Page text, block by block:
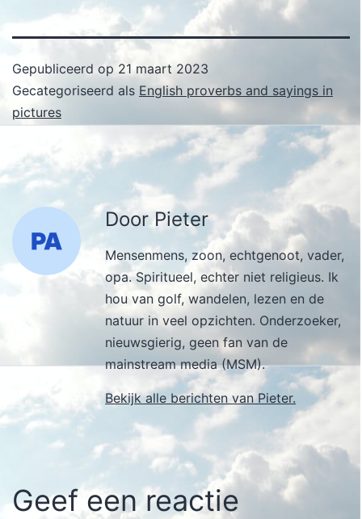
Gepubliceerd op 21 maart 2023
Gecategoriseerd als English proverbs and sayings in
pictures
Door Pieter
Mensenmens, zoon, echtgenoot, vader,
opa. Spiritueel, echter niet religieus. Ik
hou van golf, wandelen, lezen en de
natuur in veel opzichten. Onderzoeker,
nieuwsgierig, geen fan van de
mainstream media (MSM).
Bekijk alle berichten van Pieter.
Geef een reactie